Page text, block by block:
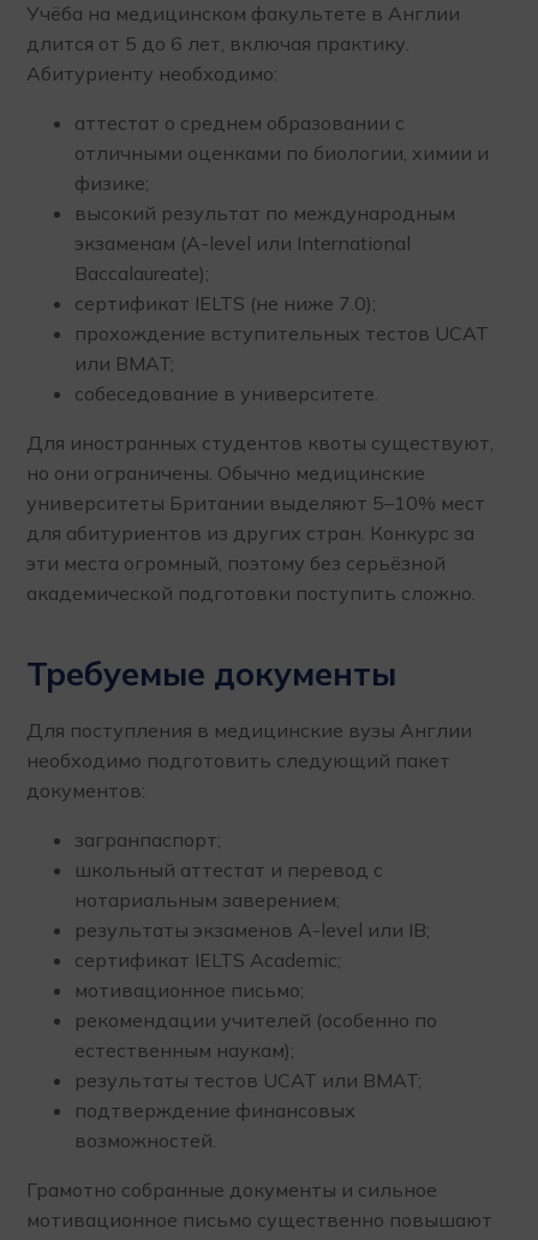
Учёба на медицинском факультете в Англии
длится от 5 до 6 лет, включая практику.
Абитуриенту необходимо:
аттестат о среднем образовании с
отличными оценками по биологии, химии и
физике;
высокий результат по международным
экзаменам (A-level или International
Baccalaureate);
сертификат IELTS (не ниже 7.0);
прохождение вступительных тестов UCAT
или BMAT;
собеседование в университете.
Для иностранных студентов квоты существуют,
но они ограничены. Обычно медицинские
университеты Британии выделяют 5–10% мест
для абитуриентов из других стран. Конкурс за
эти места огромный, поэтому без серьёзной
академической подготовки поступить сложно.
Требуемые документы
Для поступления в медицинские вузы Англии
необходимо подготовить следующий пакет
документов:
загранпаспорт;
школьный аттестат и перевод с
нотариальным заверением;
результаты экзаменов A-level или IB;
сертификат IELTS Academic;
мотивационное письмо;
рекомендации учителей (особенно по
естественным наукам);
результаты тестов UCAT или BMAT;
подтверждение финансовых
возможностей.
Грамотно собранные документы и сильное
мотивационное письмо существенно повышают